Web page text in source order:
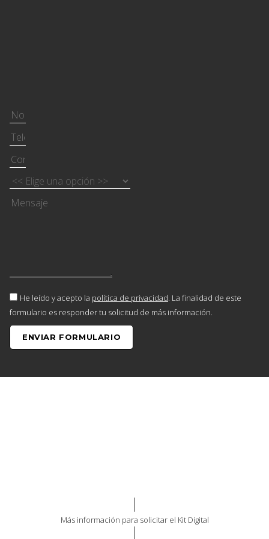
He leído y acepto la política de privacidad. La finalidad de este
formulario es responder tu solicitud de más información.
ENVIAR FORMULARIO
Más información para solicitar el Kit Digital